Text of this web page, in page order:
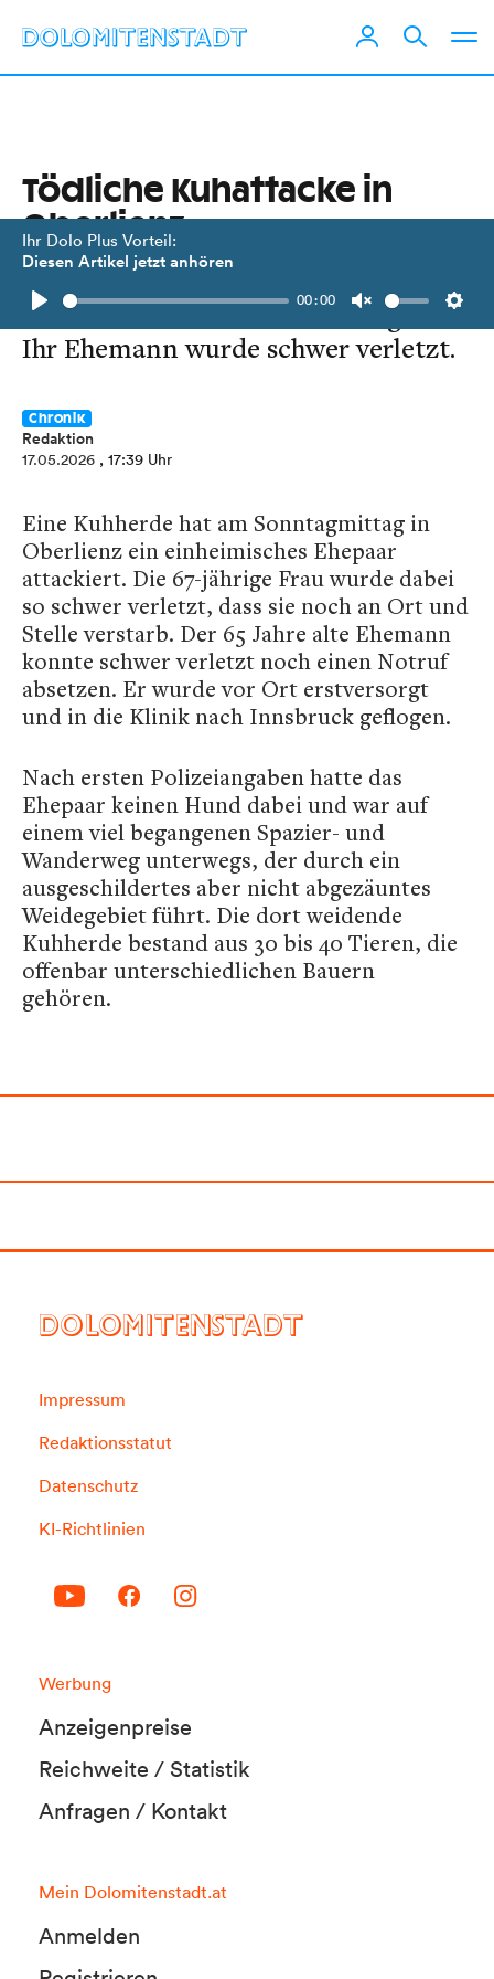
Ihr Dolo Plus Vorteil:
Diesen Artikel jetzt anhören
Play
00:00
Unmute
Tödliche Kuhattacke in
Oberlienz
Eine 67-jährige Osttirolerin erlag an
Ort und Stelle ihren Verletzungen.
Ihr Ehemann wurde schwer verletzt.
Chronik
Redaktion
17.05.2026 , 17:39 Uhr
Eine Kuhherde hat am Sonntagmittag in
Oberlienz ein einheimisches Ehepaar
attackiert. Die 67-jährige Frau wurde dabei
so schwer verletzt, dass sie noch an Ort und
Stelle verstarb. Der 65 Jahre alte Ehemann
konnte schwer verletzt noch einen Notruf
absetzen. Er wurde vor Ort erstversorgt
und in die Klinik nach Innsbruck geflogen.
Nach ersten Polizeiangaben hatte das
Ehepaar keinen Hund dabei und war auf
einem viel begangenen Spazier- und
Wanderweg unterwegs, der durch ein
ausgeschildertes aber nicht abgezäuntes
Weidegebiet führt. Die dort weidende
Kuhherde bestand aus 30 bis 40 Tieren, die
offenbar unterschiedlichen Bauern
gehören.
DOLOMITENSTADT
Impressum
Redaktionsstatut
Datenschutz
KI-Richtlinien
Werbung
Anzeigenpreise
Reichweite / Statistik
Anfragen / Kontakt
Mein Dolomitenstadt.at
Anmelden